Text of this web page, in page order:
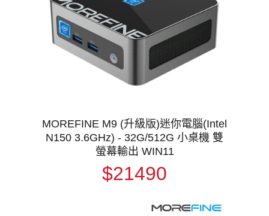
MOREFINE M9 (升級版)迷你電腦(Intel
N150 3.6GHz) - 32G/512G 小桌機 雙
螢幕輸出 WIN11
$21490